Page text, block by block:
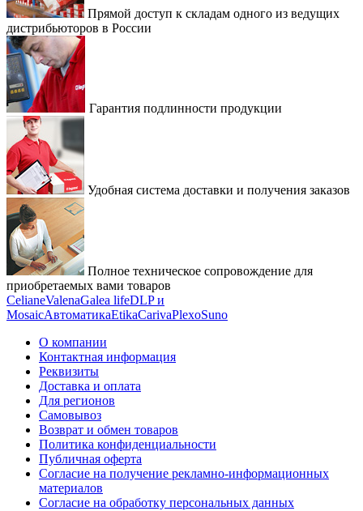
Прямой доступ к складам одного из ведущих
дистрибьюторов в России
Гарантия подлинности продукции
Удобная система доставки и получения заказов
Полное техническое сопровождение для
приобретаемых вами товаров
CelianeValenaGalea lifeDLP и
MosaicАвтоматикаEtikaCarivaPlexoSuno
О компании
Контактная информация
Реквизиты
Доставка и оплата
Для регионов
Самовывоз
Возврат и обмен товаров
Политика конфиденциальности
Публичная оферта
Согласие на получение рекламно-информационных
материалов
Согласие на обработку персональных данных